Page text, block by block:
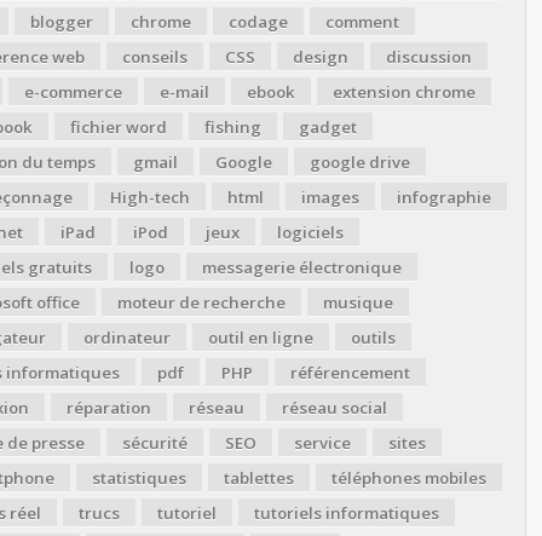
blogger
chrome codage
comment
web
conseils CSS design
discussion
e-commerce
e-mail ebook
extension chrome
fichier word fishing
gadget
du temps
gmail Google
google drive
High-tech html images
infographie
iPad iPod jeux
logiciels
gratuits
logo
messagerie électronique
office
moteur de recherche
musique
ordinateur outil en ligne
outils
informatiques
pdf PHP
référencement
réparation réseau
réseau social
de presse
sécurité SEO service
sites
statistiques tablettes
téléphones mobiles
réel
trucs tutoriel
tutoriels informatiques